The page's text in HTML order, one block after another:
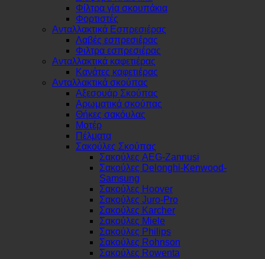
Φίλτρα γία σκουπάκια
Φορτιστές
Ανταλλακτικά Εσπρεσιέρας
Λαβές εσπρεσιέρας
Φιλτρα εσπρεσιέρας
Ανταλλακτικά καφετιέρας
Κανάτες καφετιέρας
Ανταλλακτικά σκούπας
Αξεσουάρ Σκούπας
Αρωματικά σκούπας
Θήκες σακόυλας
Μοτέρ
Πέλματα
Σακούλες Σκούπας
Σακούλες AEG-Zannusi
Σακούλες Delonghi-Kenwood-
Samsung
Σακούλες Hoover
Σακούλες Juro-Pro
Σακούλες Karcher
Σακούλες Miele
Σακούλες Philips
Σακούλες Rohnson
Σακούλες Rowenta